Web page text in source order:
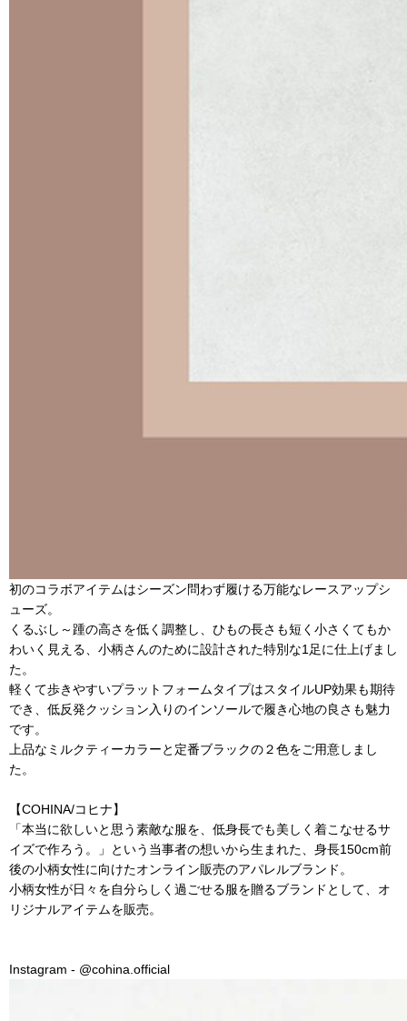
初のコラボアイテムはシーズン問わず履ける万能なレースアップシ
ューズ。
くるぶし～踵の高さを低く調整し、ひもの長さも短く小さくてもか
わいく見える、小柄さんのために設計された特別な1足に仕上げまし
た。
軽くて歩きやすいプラットフォームタイプはスタイルUP効果も期待
でき、低反発クッション入りのインソールで履き心地の良さも魅力
です。
上品なミルクティーカラーと定番ブラックの２色をご用意しまし
た。
【COHINA/コヒナ】
「本当に欲しいと思う素敵な服を、低身長でも美しく着こなせるサ
イズで作ろう。」という当事者の想いから生まれた、身長150cm前
後の小柄女性に向けたオンライン販売のアパレルブランド。
小柄女性が日々を自分らしく過ごせる服を贈るブランドとして、オ
リジナルアイテムを販売。
Instagram - @cohina.official